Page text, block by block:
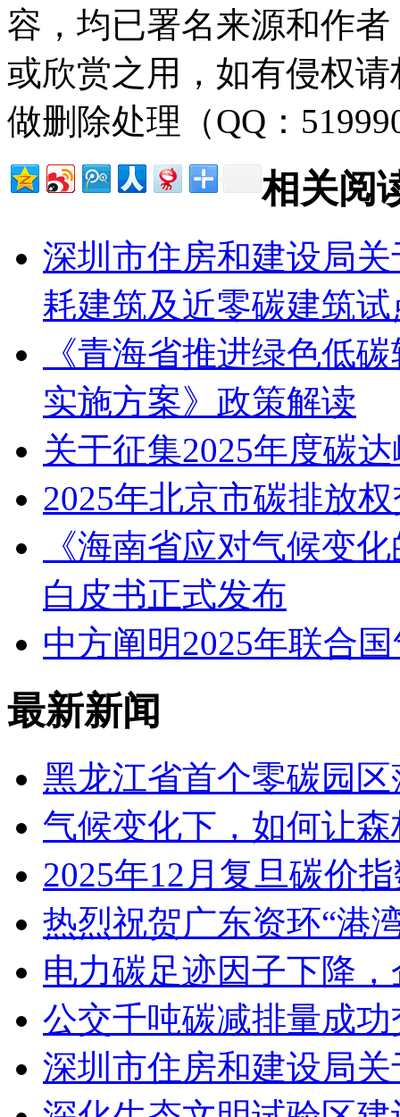
容，均已署名来源和作
或欣赏之用，如有侵权
做删除处理（QQ：
相关阅
深圳市住房和建设局
耗建筑及近零碳建筑
《青海省推进绿色低
实施方案》政策解读
关于征集2025年度碳
2025年北京市碳排放
《海南省应对气候变
白皮书正式发布
中方阐明2025年联合
最新新闻
黑龙江省首个零碳园
气候变化下，如何让
2025年12月复旦碳价
热烈祝贺广东资环“港
电力碳足迹因子下降
公交千吨碳减排量成功
深圳市住房和建设局